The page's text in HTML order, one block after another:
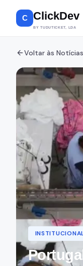
C ClickDev
BY TUDUTICKET, LDA
Voltar às Notícias